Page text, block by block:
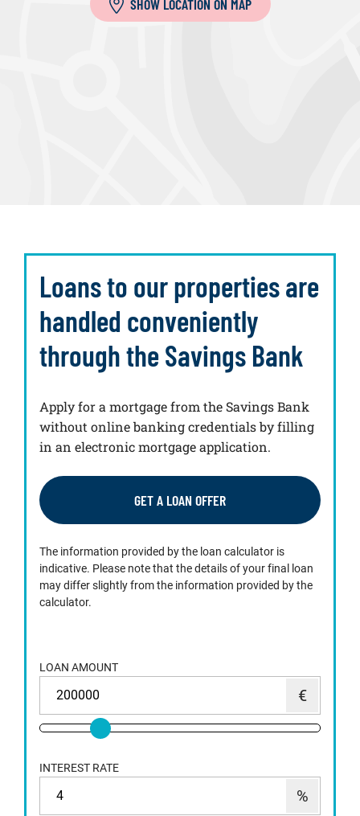
SHOW LOCATION ON MAP
Loans to our properties are
handled conveniently
through the Savings Bank
Apply for a mortgage from the Savings Bank
without online banking credentials by filling
in an electronic mortgage application.
GET A LOAN OFFER
The information provided by the loan calculator is
indicative. Please note that the details of your final loan
may differ slightly from the information provided by the
calculator.
LOAN AMOUNT
INTEREST RATE